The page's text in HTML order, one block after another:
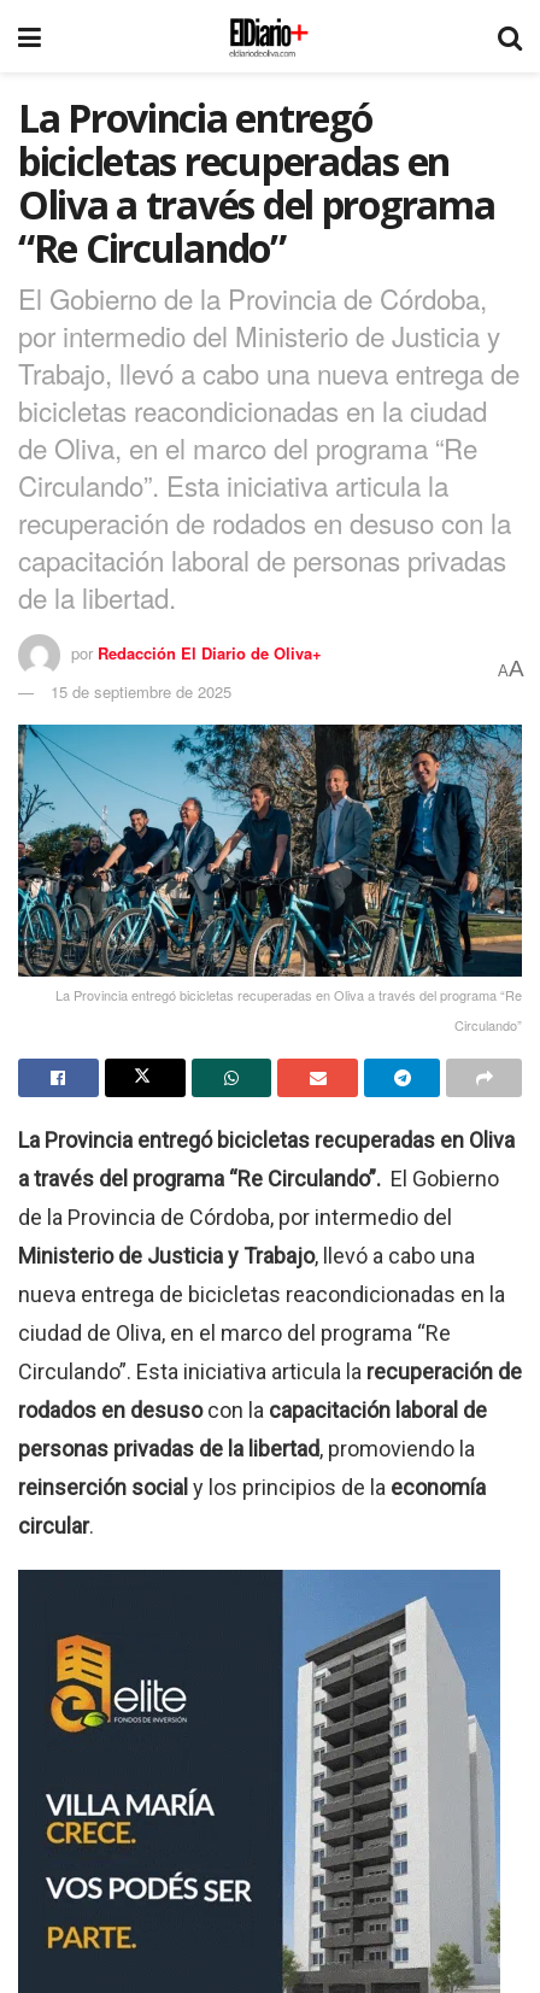
La Provincia entregó
bicicletas recuperadas en
Oliva a través del programa
“Re Circulando”
El Gobierno de la Provincia de Córdoba,
por intermedio del Ministerio de Justicia y
Trabajo, llevó a cabo una nueva entrega de
bicicletas reacondicionadas en la ciudad
de Oliva, en el marco del programa “Re
Circulando”. Esta iniciativa articula la
recuperación de rodados en desuso con la
capacitación laboral de personas privadas
de la libertad.
por Redacción El Diario de Oliva+
15 de septiembre de 2025
AA
La Provincia entregó bicicletas recuperadas en Oliva a través del programa “Re
Circulando”
La Provincia entregó bicicletas recuperadas en Oliva
a través del programa “Re Circulando”. El Gobierno
de la Provincia de Córdoba, por intermedio del
Ministerio de Justicia y Trabajo, llevó a cabo una
nueva entrega de bicicletas reacondicionadas en la
ciudad de Oliva, en el marco del programa “Re
Circulando”. Esta iniciativa articula la recuperación de
rodados en desusocon la capacitación laboral de
personas privadas de la libertad, promoviendo la
reinserción social y los principios de la economía
circular.